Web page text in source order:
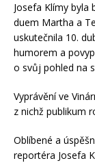
Josefa Klímy byla
duem Martha a
uskutečnila 10.
humorem a
o svůj pohled na
Vyprávění ve
z nichž publikum
Oblíbené a
reportéra Josefa